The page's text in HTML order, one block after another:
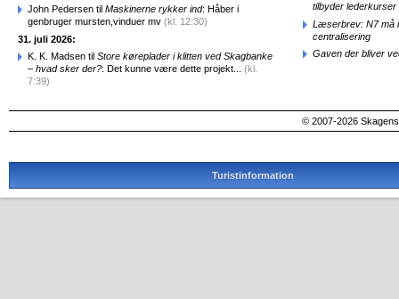
John Pedersen til Maskinerne rykker ind: Håber i
genbruger mursten,vinduer mv (kl. 12:30)
31. juli 2026:
K. K. Madsen til Store køreplader i klitten ved Skagbanke
– hvad sker der?: Det kunne være dette projekt... (kl.
7:39)
tilbyder
Læserbrev: N7 må
centralisering
Gaven der bliver
© 2007-2026
Turistinformation